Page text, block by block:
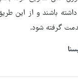
باشند و از این
گرفته شود.